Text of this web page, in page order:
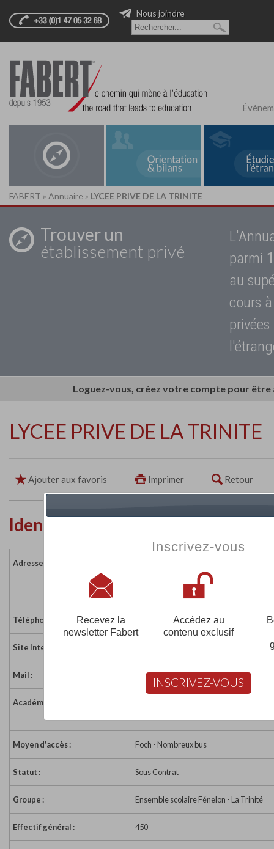
Nous joindre
FABERT » Annuaire » LYCEE PRIVE DE LA TRINITE
Trouver un
établissement privé
parmi
au
cours
Loguez-vous, créez votre compte pour
LYCEE PRIVE DE LA TRINITE
Ajouter aux favoris Imprimer Retour
Identité de l'établissement
Adresse :
Téléphone : 04 72 83 09 90
Site Internet :
Mail : accueil-lycee@fenelon-trinite.fr
Académie :
Moyen d'accès : Foch - Nombreux bus
Statut : Sous Contrat
Groupe : Ensemble scolaire Fénelon - La Trinité
Effectif général : 450
Inscrivez-vous
Recevez la
newsletter Fabert
Accédez au
contenu exclusif
INSCRIVEZ-VOUS